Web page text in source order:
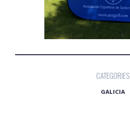
CATEGORIES
GALICIA